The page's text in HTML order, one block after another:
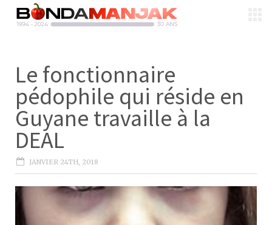
Le fonctionnaire
pédophile qui réside en
Guyane travaille à la
DEAL
JANVIER 24TH, 2018